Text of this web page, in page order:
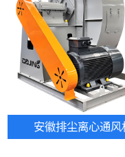
安徽排尘离心通风